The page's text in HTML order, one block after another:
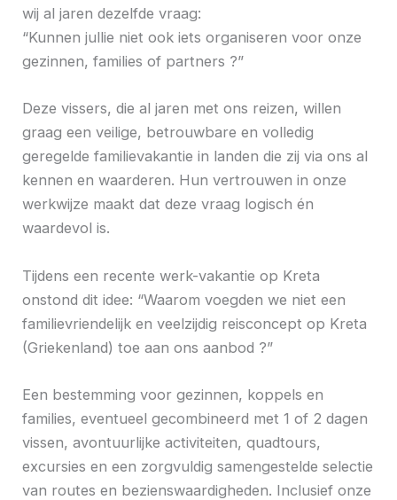
wij al jaren dezelfde vraag:
“Kunnen jullie niet ook iets organiseren voor onze
gezinnen, families of partners ?”
Deze vissers, die al jaren met ons reizen, willen
graag een veilige, betrouwbare en volledig
geregelde familievakantie in landen die zij via ons al
kennen en waarderen. Hun vertrouwen in onze
werkwijze maakt dat deze vraag logisch én
waardevol is.
Tijdens een recente werk-vakantie op Kreta
onstond dit idee: “Waarom voegden we niet een
familievriendelijk en veelzijdig reisconcept op Kreta
(Griekenland) toe aan ons aanbod ?”
Een bestemming voor gezinnen, koppels en
families, eventueel gecombineerd met 1 of 2 dagen
vissen, avontuurlijke activiteiten, quadtours,
excursies en een zorgvuldig samengestelde selectie
van routes en bezienswaardigheden. Inclusief onze